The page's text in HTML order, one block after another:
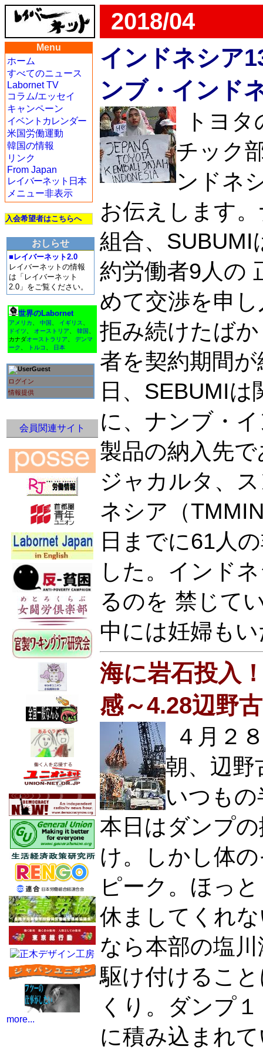
2018/04
Menu
ホーム
すべてのニュース
Labornet TV
コラム/エッセイ
キャンペーン
イベントカレンダー
米国労働運動
韓国の情報
リンク
From Japan
レイバーネット日本
メニュー非表示
入会希望者はこちらへ
おしらせ
■レイバーネット2.0
レイバーネットの情報
は「レイバーネット
2.0」をご覧ください。
世界のLabornet
アメリカ 中国 イギリス
ドイツ
オーストリア 韓国
カナダオーストラリア
デンマ
ーク
トルコ 日本
Guest
ログイン
情報提供
会員関連サイト
more...
インドネシア
ンブ・インド
トヨ
チック
ンドネ
お伝えします
組合、SUBUMI
約労働者9人の
めて交渉を申
拒み続けたば
者を契約期間
日、SEBUMI
に、ナンブ・
製品の納入先
ジャカルタ、
ネシア（
日までに61人
した。インド
るのを 禁じて
中には妊婦も
海に岩石投入
感～4.28辺野
４月２
朝、辺野
いつも
本日はダンプ
け。しかし体
ピーク。ほっ
休ましてくれ
なら本部の塩
駆け付けるこ
くり。ダンプ
に積み込まれ